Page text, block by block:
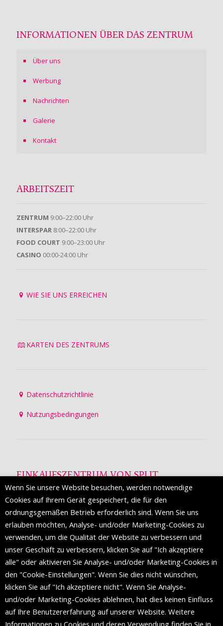
INFORMATIONEN ÜBER DAS ZENTRUM
Über uns
Werbung
Nachrichten
Galerie
Kontakt
ARBEITSZEIT
ZENTRUM 9:00–22:00 Uhr
INTERSPAR 8:00–22:00 Uhr
FOOD COURT 9:00–23:00 Uhr
CASINO 00:00-24:00 Uhr
WIE SIE UNS ERREICHEN
KARTEN DES ZENTRUMS
Datenschutzrichtlinie
Nutzungsbedingungen
EINKAUFSZENTRUM VON SPLIT
Die Mall of Split
ist ein prestigeträchtiges Einkaufsziel mit
etwa 200 Einzelhandelsmarken und einer Reihe von
Weltmodemarken, die zum ersten Mal in Split erscheinen.
FOLGEN SIE UNS
Wenn Sie unsere Website besuchen, werden notwendige
Cookies auf Ihrem Gerät gespeichert, die für den
ordnungsgemäßen Betrieb erforderlich sind. Wenn Sie uns
erlauben möchten, Analyse- und/oder Marketing-Cookies zu
verwenden, um die Qualität der Website zu verbessern und
unser Geschäft zu verbessern, klicken Sie auf "Ich akzeptiere
alle" oder aktivieren Sie Analyse- und/oder Marketing-Cookies in
den "Cookie-Einstellungen". Wenn Sie dies nicht wünschen,
klicken Sie auf "Ich akzeptiere nicht". Wenn Sie Analyse-
und/oder Marketing-Cookies ablehnen, hat dies keinen Einfluss
auf Ihre Benutzererfahrung auf unserer Website. Weitere
Informationen zu Cookies und deren Verwendung finden Sie in